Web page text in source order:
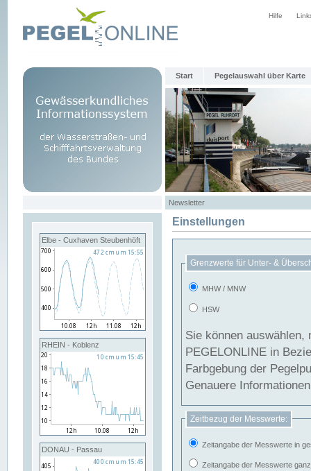
Hilfe
Start Pegelauswahl über Karte
Newsletter
Elbe - Cuxhaven Steubenhöft
RHEIN - Koblenz
DONAU - Passau
Einstellungen
Grenzwerte für Unter- &
MHW / MNW
HSW
Sie können
PEGELONLINE in Beziehung
Farbgebung der
Genauere
Zeitbezug der Messwerte:
Zeitangabe der Messwerte in
Zeitangabe der Messwerte